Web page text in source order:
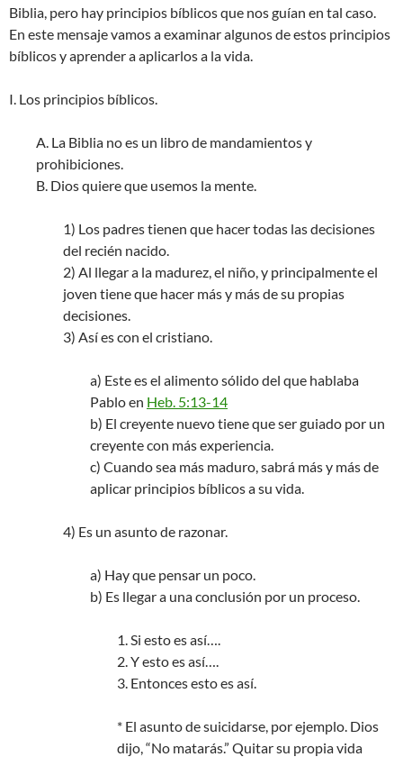
Biblia, pero hay principios bíblicos que nos guían en tal caso.
En este mensaje vamos a examinar algunos de estos principios
bíblicos y aprender a aplicarlos a la vida.
I. Los principios bíblicos.
A. La Biblia no es un libro de mandamientos y
prohibiciones.
B. Dios quiere que usemos la mente.
1) Los padres tienen que hacer todas las decisiones
del recién nacido.
2) Al llegar a la madurez, el niño, y principalmente el
joven tiene que hacer más y más de su propias
decisiones.
3) Así es con el cristiano.
a) Este es el alimento sólido del que hablaba
Pablo en Heb. 5:13-14
b) El creyente nuevo tiene que ser guiado por un
creyente con más experiencia.
c) Cuando sea más maduro, sabrá más y más de
aplicar principios bíblicos a su vida.
4) Es un asunto de razonar.
a) Hay que pensar un poco.
b) Es llegar a una conclusión por un proceso.
1. Si esto es así….
2. Y esto es así….
3. Entonces esto es así.
* El asunto de suicidarse, por ejemplo. Dios
dijo, “No matarás.” Quitar su propia vida